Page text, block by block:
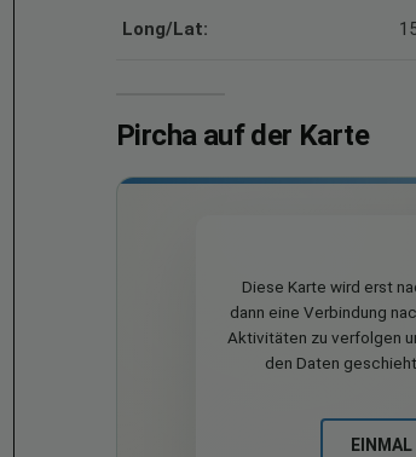
Long/Lat:
Pircha auf der Karte
Diese Karte wird erst
dann eine Verbindung
Aktivitäten zu verfolgen
den Daten
EINMAL